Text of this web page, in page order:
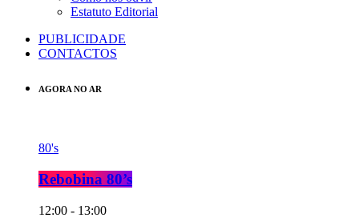
Estatuto Editorial
PUBLICIDADE
CONTACTOS
AGORA NO AR
80's
Rebobina 80’s
12:00 - 13:00